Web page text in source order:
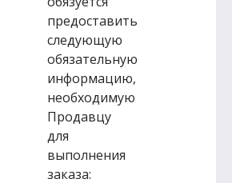
предоставить
следующую
обязательную
информацию,
необходимую
Продавцу
для
выполнения
заказа: